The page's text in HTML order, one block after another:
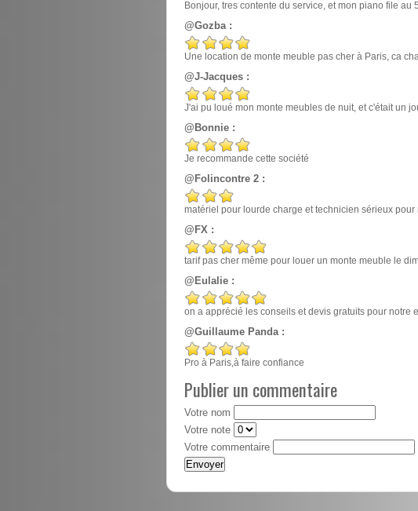
Bonjour, tres contente du service, et mon piano file au
@Gozba :
Une location de monte meuble pas cher à Paris, ca
@J-Jacques :
J'ai pu loué mon monte meubles de nuit, et c'était un
@Bonnie :
Je recommande cette société
@Folincontre 2 :
matériel pour lourde charge et technicien sérieux
@FX :
tarif pas cher même pour louer un monte meuble le
@Eulalie :
on a apprécié les conseils et devis gratuits pour notre
@Guillaume Panda :
Pro à Paris,à faire confiance
Publier un commentaire
Votre nom
Votre note
Votre commentaire